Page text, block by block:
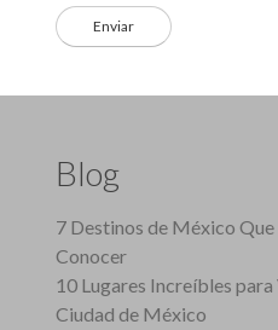
Blog
7 Destinos de México Que
Conocer
10 Lugares Increíbles
Ciudad de México